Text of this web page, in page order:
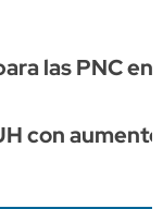
las PNC
con